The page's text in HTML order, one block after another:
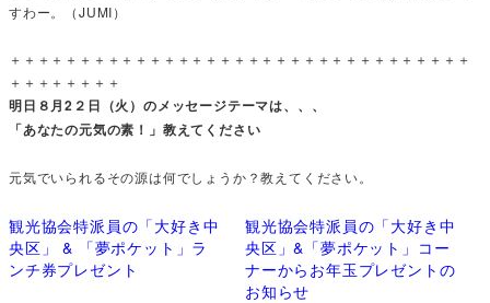
すわー。（JUMI）
＋＋＋＋＋＋＋＋＋＋＋＋＋＋＋＋＋＋＋＋＋＋＋＋＋＋＋＋＋＋＋＋＋
＋＋＋＋＋＋＋＋
明日８月2２日（火）のメッセージテーマは、、、
「あなたの元気の素！」教えてください
元気でいられるその源は何でしょうか？教えてください。
観光協会特派員の「大好き中
央区」 & 「夢ポケット」ラ
ンチ券プレゼント
観光協会特派員の「大好き中
央区」&「夢ポケット」コー
ナーからお年玉プレゼントの
お知らせ